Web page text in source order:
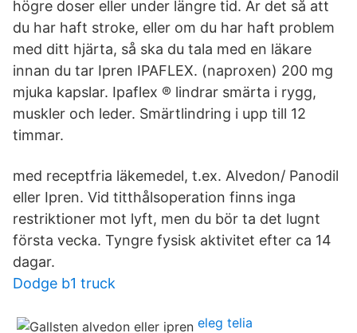
högre doser eller under längre tid. Är det så att
du har haft stroke, eller om du har haft problem
med ditt hjärta, så ska du tala med en läkare
innan du tar Ipren IPAFLEX. (naproxen) 200 mg
mjuka kapslar. Ipaflex ® lindrar smärta i rygg,
muskler och leder. Smärtlindring i upp till 12
timmar.
med receptfria läkemedel, t.ex. Alvedon/ Panodil
eller Ipren. Vid titthålsoperation finns inga
restriktioner mot lyft, men du bör ta det lugnt
första vecka. Tyngre fysisk aktivitet efter ca 14
dagar.
Dodge b1 truck
eleg telia